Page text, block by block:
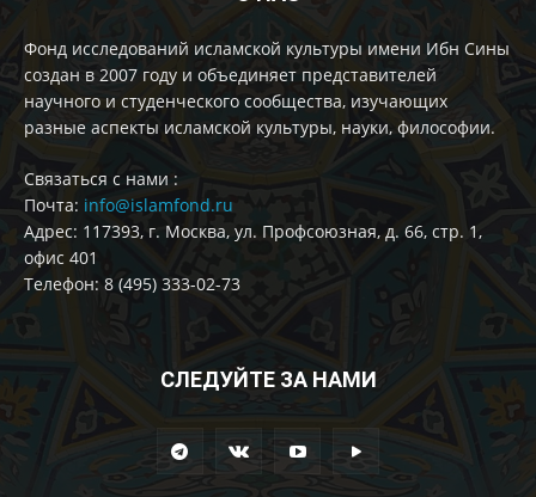
Фонд исследований исламской культуры имени Ибн Сины
создан в 2007 году и объединяет представителей
научного и студенческого сообщества, изучающих
разные аспекты исламской культуры, науки, философии.
Cвязаться с нами :
Почта: info@islamfond.ru
Адрес: 117393, г. Москва, ул. Профсоюзная, д. 66, стр. 1,
офис 401
Телефон: 8 (495) 333-02-73
СЛЕДУЙТЕ ЗА НАМИ